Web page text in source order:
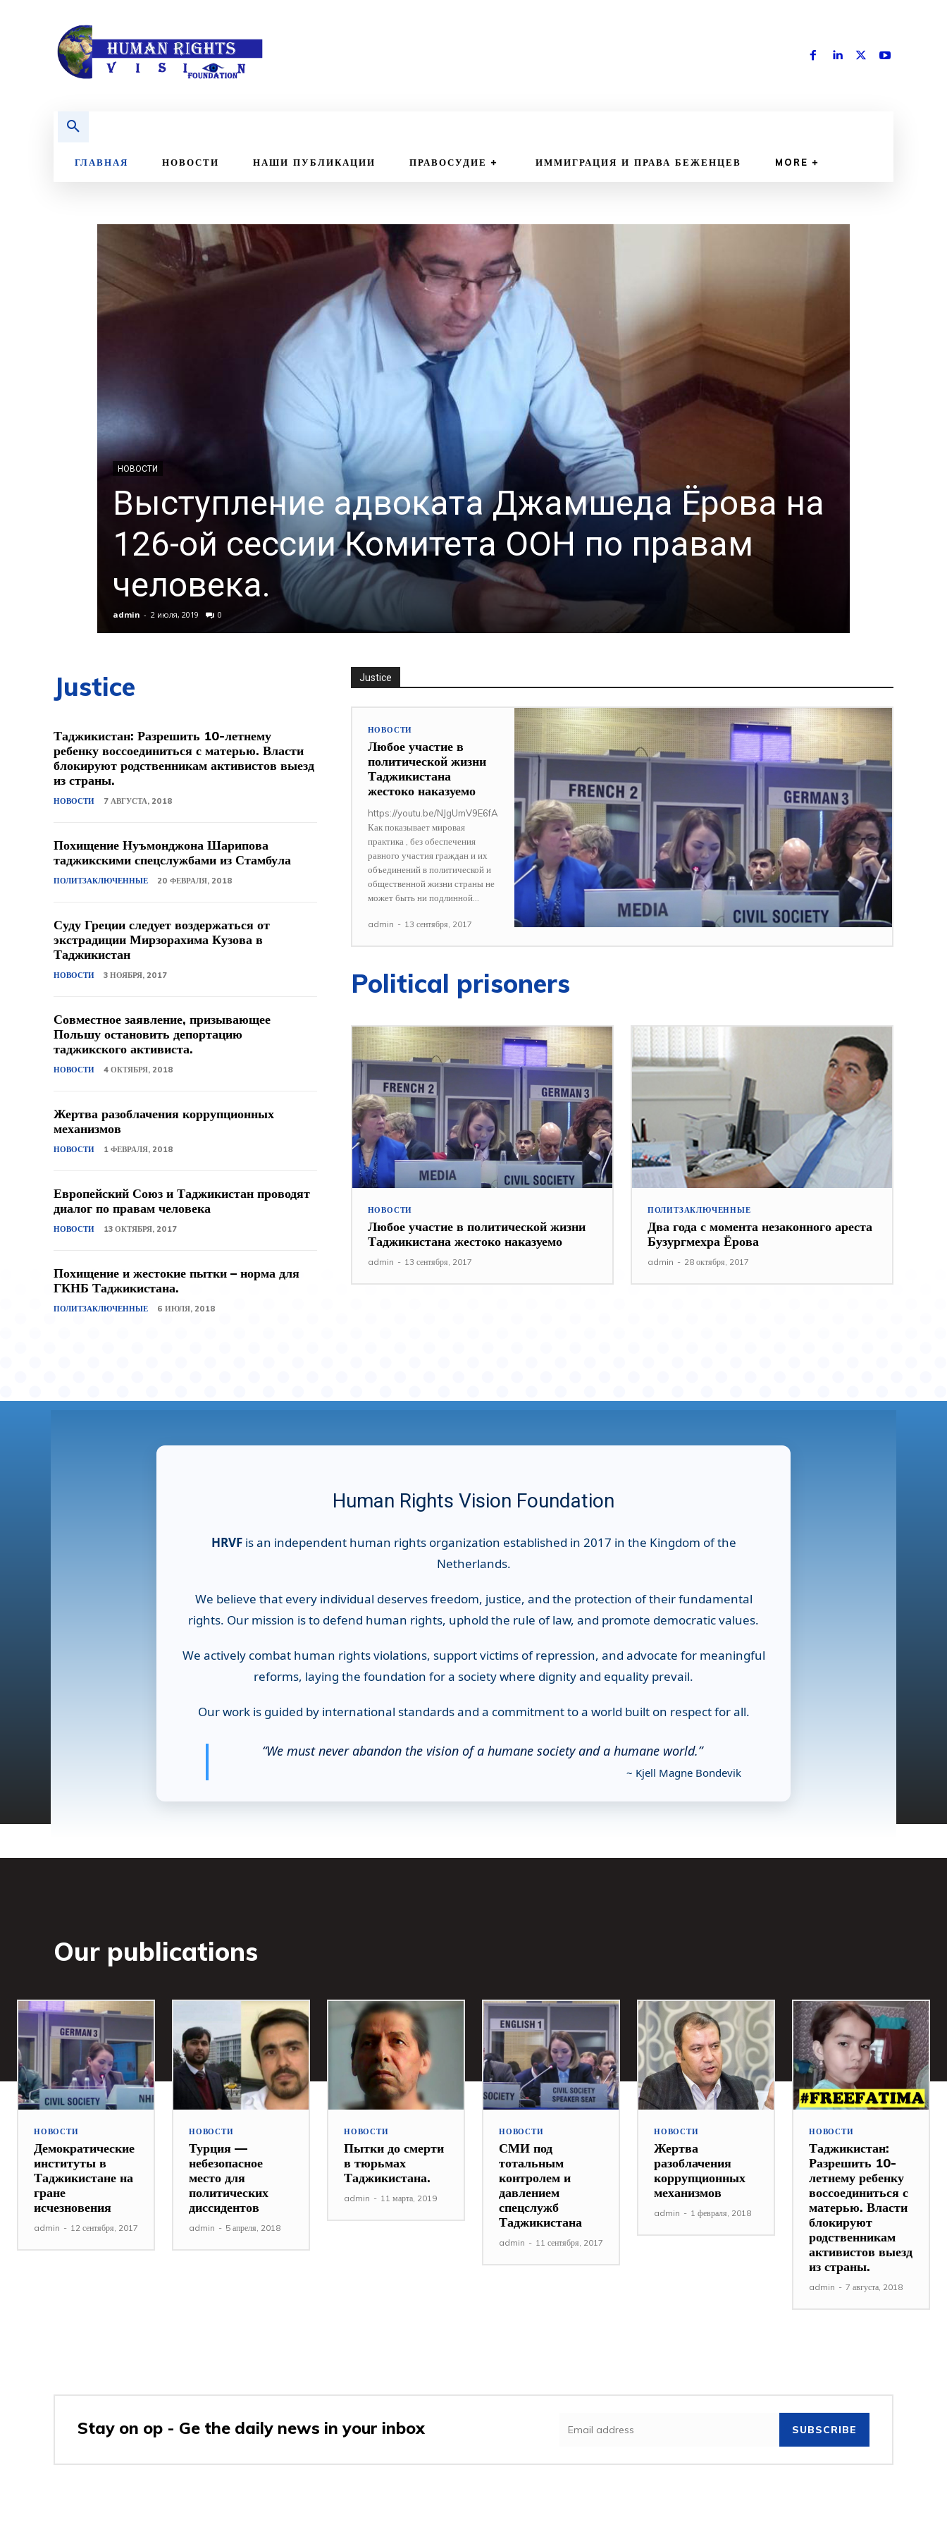
ГЛАВНАЯ НОВОСТИ НАШИ ПУБЛИКАЦИИ ПРАВОСУДИЕ ИММИГРАЦИЯ И ПРАВА БЕЖЕНЦЕВ MORE
НОВОСТИ
Выступление адвоката Джамшеда Ёрова на
126-ой сессии Комитета ООН по правам
человека.
admin - 2 июля, 2019 0
Justice
Таджикистан: Разрешить 10-летнему
ребенку воссоединиться с матерью. Власти
блокируют родственникам активистов выезд
из страны.
НОВОСТИ 7 АВГУСТА, 2018
Похищение Нуъмонджона Шарипова
таджикскими спецслужбами из Стамбула
ПОЛИТЗАКЛЮЧЕННЫЕ 20 ФЕВРАЛЯ, 2018
Суду Греции следует воздержаться от
экстрадиции Мирзорахима Кузова в
Таджикистан
НОВОСТИ 3 НОЯБРЯ, 2017
Совместное заявление, призывающее
Польшу остановить депортацию
таджикского активиста.
НОВОСТИ 4 ОКТЯБРЯ, 2018
Жертва разоблачения коррупционных
механизмов
НОВОСТИ 1 ФЕВРАЛЯ, 2018
Европейский Союз и Таджикистан проводят
диалог по правам человека
НОВОСТИ 13 ОКТЯБРЯ, 2017
Похищение и жестокие пытки – норма для
ГКНБ Таджикистана.
ПОЛИТЗАКЛЮЧЕННЫЕ 6 ИЮЛЯ, 2018
Justice
НОВОСТИ
Любое участие в
политической жизни
Таджикистана
жестоко наказуемо
https://youtu.be/NJgUmV9E6fA
Как показывает мировая
практика , без обеспечения
равного участия граждан и их
объединений в политической и
общественной жизни страны не
может быть ни подлинной...
admin - 13 сентября, 2017
Political prisoners
НОВОСТИ
Любое участие в политической жизни
Таджикистана жестоко наказуемо
admin - 13 сентября, 2017
ПОЛИТЗАКЛЮЧЕННЫЕ
Два года с момента незаконного ареста
Бузургмехра Ёрова
admin - 28 октября, 2017
Human Rights Vision Foundation
HRVFis an independent human rights organization established in 2017 in the Kingdom of the
Netherlands.
We believe that every individual deserves freedom, justice, and the protection of their fundamental
rights. Our mission is to defend human rights, uphold the rule of law, and promote democratic values.
We actively combat human rights violations, support victims of repression, and advocate for meaningful
reforms, laying the foundation for a society where dignity and equality prevail.
Our work is guided by international standards and a commitment to a world built on respect for all.
“We must never abandon the vision of a humane society and a humane world.”
~ Kjell Magne Bondevik
Our publications
НОВОСТИ
Демократические
институты в
Таджикистане на
гране
исчезновения
admin - 12 сентября, 2017
НОВОСТИ
Турция —
небезопасное
место для
политических
диссидентов
admin - 5 апреля, 2018
НОВОСТИ
Пытки до смерти
в тюрьмах
Таджикистана.
admin - 11 марта, 2019
НОВОСТИ
СМИ под
тотальным
контролем и
давлением
спецслужб
Таджикистана
admin - 11 сентября, 2017
НОВОСТИ
Жертва
разоблачения
коррупционных
механизмов
admin - 1 февраля, 2018
НОВОСТИ
Таджикистан:
Разрешить 10-
летнему ребенку
воссоединиться с
матерью. Власти
блокируют
родственникам
активистов выезд
из страны.
admin - 7 августа, 2018
Stay on op - Ge the daily news in your inbox SUBSCRIBE